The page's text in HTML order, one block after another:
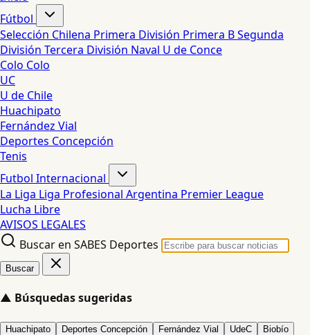
Fútbol
Selección Chilena Primera División Primera BSegunda
División Tercera División Naval U de Conce
Colo Colo
UC
U de Chile
Huachipato
Fernández Vial
Deportes Concepción
Tenis
Futbol Internacional
La Liga Liga Profesional Argentina Premier League
Lucha Libre
AVISOS LEGALES
Buscar en SABES Deportes
Buscar
▲ Búsquedas sugeridas
Huachipato Deportes Concepción Fernández Vial UdeC Biobío